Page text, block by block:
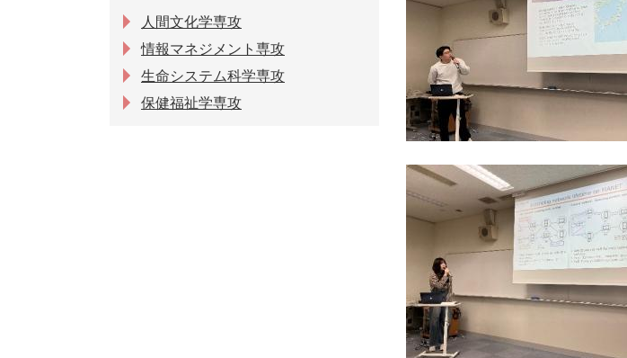
人間文化学専攻
情報マネジメント専攻
生命システム科学専攻
保健福祉学専攻